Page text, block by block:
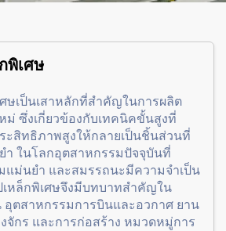
พิเศษ
ษเป็นเสาหลักที่สำคัญในการผลิต
ม่ ซึ่งเกี่ยวข้องกับเทคนิคขั้นสูงที่
ะสิทธิภาพสูงให้กลายเป็นชิ้นส่วนที่
ำ ในโลกอุตสาหกรรมปัจจุบันที่
ม่นยำ และสมรรถนะมีความจำเป็น
เหล็กพิเศษจึงมีบทบาทสำคัญใน
อุตสาหกรรมการบินและอวกาศ ยาน
จักร และการก่อสร้าง หมวดหมู่การ